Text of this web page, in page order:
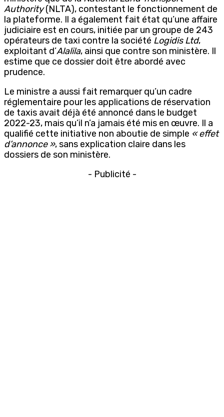
Authority(NLTA), contestant le fonctionnement de
la plateforme. Il a également fait état qu’une affaire
judiciaire est en cours, initiée par un groupe de 243
opérateurs de taxi contre la société Logidis Ltd,
exploitant d’Alalila, ainsi que contre son ministère. Il
estime que ce dossier doit être abordé avec
prudence.
Le ministre a aussi fait remarquer qu’un cadre
réglementaire pour les applications de réservation
de taxis avait déjà été annoncé dans le budget
2022-23, mais qu’il n’a jamais été mis en œuvre. Il a
qualifié cette initiative non aboutie de simple « effet
d’annonce », sans explication claire dans les
dossiers de son ministère.
- Publicité -